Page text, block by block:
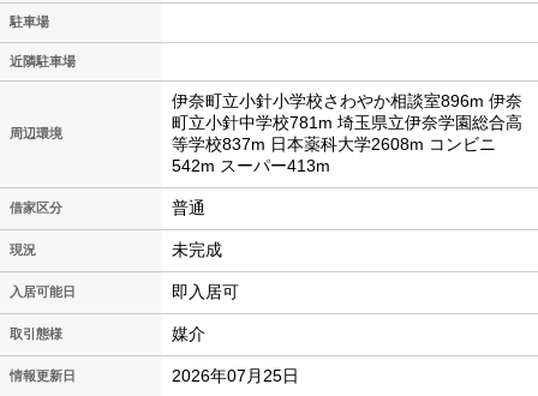
駐車場
近隣駐車場
周辺環境
伊奈町立小針小学校さわやか相談室896m 伊奈
町立小針中学校781m 埼玉県立伊奈学園総合高
等学校837m 日本薬科大学2608m コンビニ
542m スーパー413m
借家区分 普通
現況 未完成
入居可能日 即入居可
取引態様 媒介
情報更新日 2026年07月25日